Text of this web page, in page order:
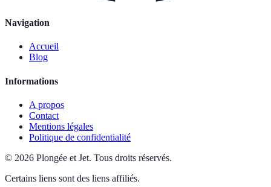
Navigation
Accueil
Blog
Informations
A propos
Contact
Mentions légales
Politique de confidentialité
© 2026 Plongée et Jet. Tous droits réservés.
Certains liens sont des liens affiliés.